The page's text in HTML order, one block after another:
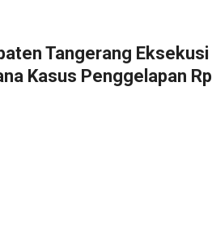
Tangerang Eksekusi
Kasus Penggelapan Rp